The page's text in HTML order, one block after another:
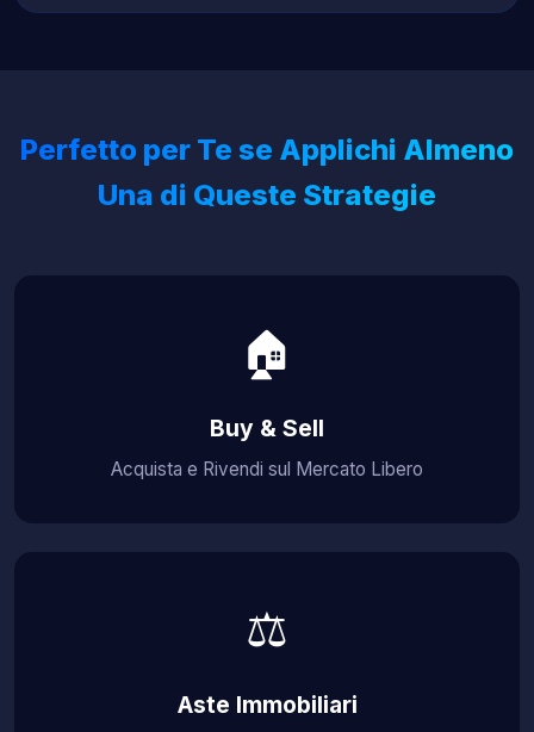
Perfetto per Te se Applichi Almeno
Una di Queste Strategie
🏠
Buy & Sell
Acquista e Rivendi sul Mercato Libero
⚖️
Aste Immobiliari